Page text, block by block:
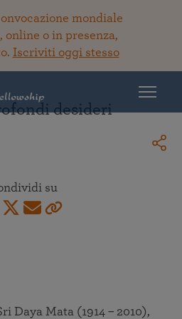
mondiale
online o in presenza,
Iscriviti oggi stesso
desideri
su
Daya Mata (1914 – 2010),